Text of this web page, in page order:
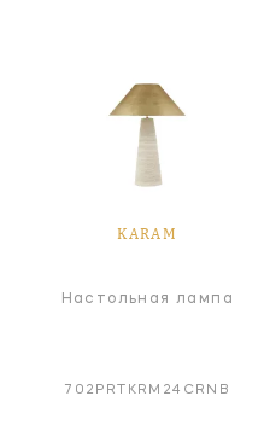
KARAM
Настольная лампа
702PRTKRM24CRNB